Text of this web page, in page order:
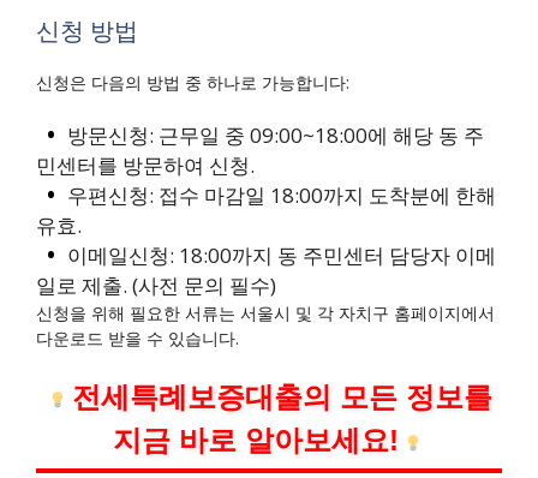
신청 방법
신청은 다음의 방법 중 하나로 가능합니다:
방문신청: 근무일 중 09:00~18:00에 해당 동 주
민센터를 방문하여 신청.
우편신청: 접수 마감일 18:00까지 도착분에 한해
유효.
이메일신청: 18:00까지 동 주민센터 담당자 이메
일로 제출. (사전 문의 필수)
신청을 위해 필요한 서류는 서울시 및 각 자치구 홈페이지에서
다운로드 받을 수 있습니다.
전세특례보증대출의 모든 정보를
지금 바로 알아보세요!